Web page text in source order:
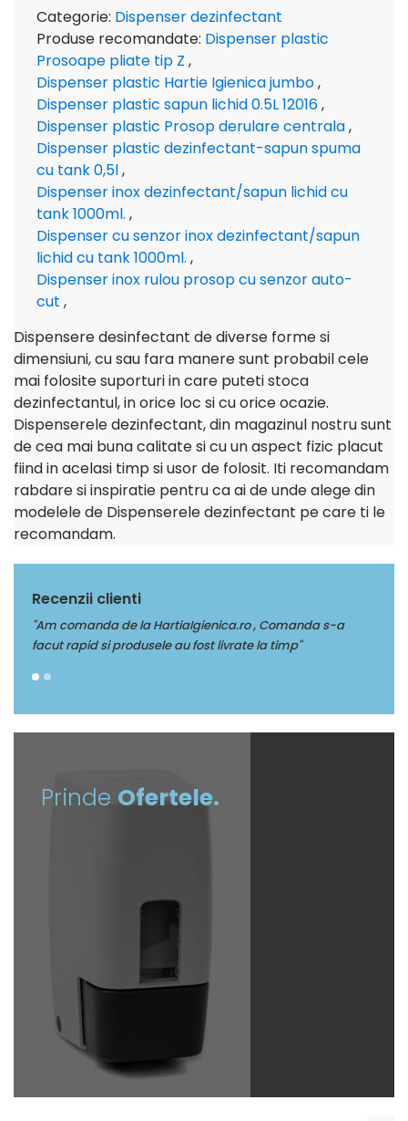
Categorie: Dispenser dezinfectant
Produse recomandate: Dispenser plastic
Prosoape pliate tip Z ,
Dispenser plastic Hartie Igienica jumbo,
Dispenser plastic sapun lichid 0.5L 12016,
Dispenser plastic Prosop derulare centrala,
Dispenser plastic dezinfectant-sapun spuma
cu tank 0,5l,
Dispenser inox dezinfectant/sapun lichid cu
tank 1000ml. ,
Dispenser cu senzor inox dezinfectant/sapun
lichid cu tank 1000ml. ,
Dispenser inox rulou prosop cu senzor auto-
cut ,
Dispensere desinfectant de diverse forme si
dimensiuni, cu sau fara manere sunt probabil cele
mai folosite suporturi in care puteti stoca
dezinfectantul, in orice loc si cu orice ocazie.
Dispenserele dezinfectant, din magazinul nostru sunt
de cea mai buna calitate si cu un aspect fizic placut
fiind in acelasi timp si usor de folosit. Iti recomandam
rabdare si inspiratie pentru ca ai de unde alege din
modelele de Dispenserele dezinfectant pe care ti le
recomandam.
Recenzii clienti
de la HartiaIgienica.ro , Comanda s-a
produsele au fost livrate la timp"
"Multumim Echipei
Prinde Ofertele.